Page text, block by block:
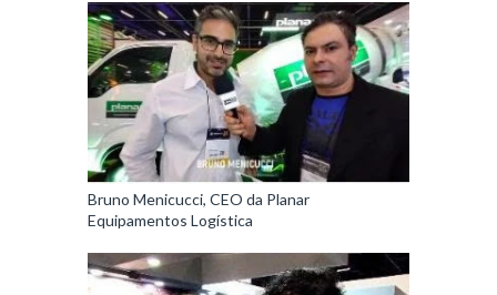
Bruno Menicucci, CEO da Planar
Equipamentos Logística